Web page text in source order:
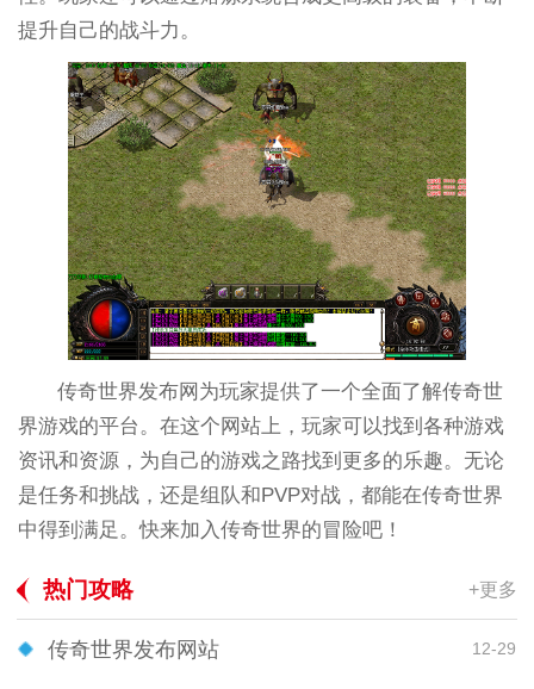
提升自己的战斗力。
传奇世界发布网为玩家提供了一个全面了解传奇世
界游戏的平台。在这个网站上，玩家可以找到各种游戏
资讯和资源，为自己的游戏之路找到更多的乐趣。无论
是任务和挑战，还是组队和PVP对战，都能在传奇世界
中得到满足。快来加入传奇世界的冒险吧！
热门攻略 +更多
传奇世界发布网站 12-29